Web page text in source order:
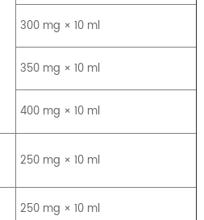
300 mg × 10 ml
350 mg × 10 ml
400 mg × 10 ml
250 mg × 10 ml
250 mg × 10 ml